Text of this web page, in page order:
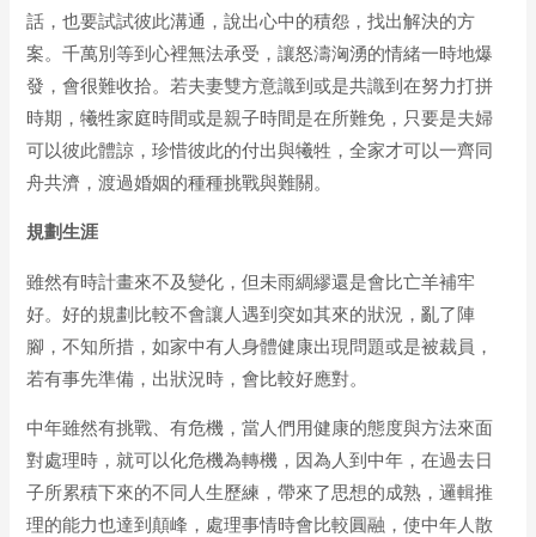
話，也要試試彼此溝通，說出心中的積怨，找出解決的方
案。千萬別等到心裡無法承受，讓怒濤洶湧的情緒一時地爆
發，會很難收拾。若夫妻雙方意識到或是共識到在努力打拼
時期，犧牲家庭時間或是親子時間是在所難免，只要是夫婦
可以彼此體諒，珍惜彼此的付出與犧牲，全家才可以一齊同
舟共濟，渡過婚姻的種種挑戰與難關。
規劃生涯
雖然有時計畫來不及變化，但未雨綢繆還是會比亡羊補牢
好。好的規劃比較不會讓人遇到突如其來的狀況，亂了陣
腳，不知所措，如家中有人身體健康出現問題或是被裁員，
若有事先準備，出狀況時，會比較好應對。
中年雖然有挑戰、有危機，當人們用健康的態度與方法來面
對處理時，就可以化危機為轉機，因為人到中年，在過去日
子所累積下來的不同人生歷練，帶來了思想的成熟，邏輯推
理的能力也達到顛峰，處理事情時會比較圓融，使中年人散